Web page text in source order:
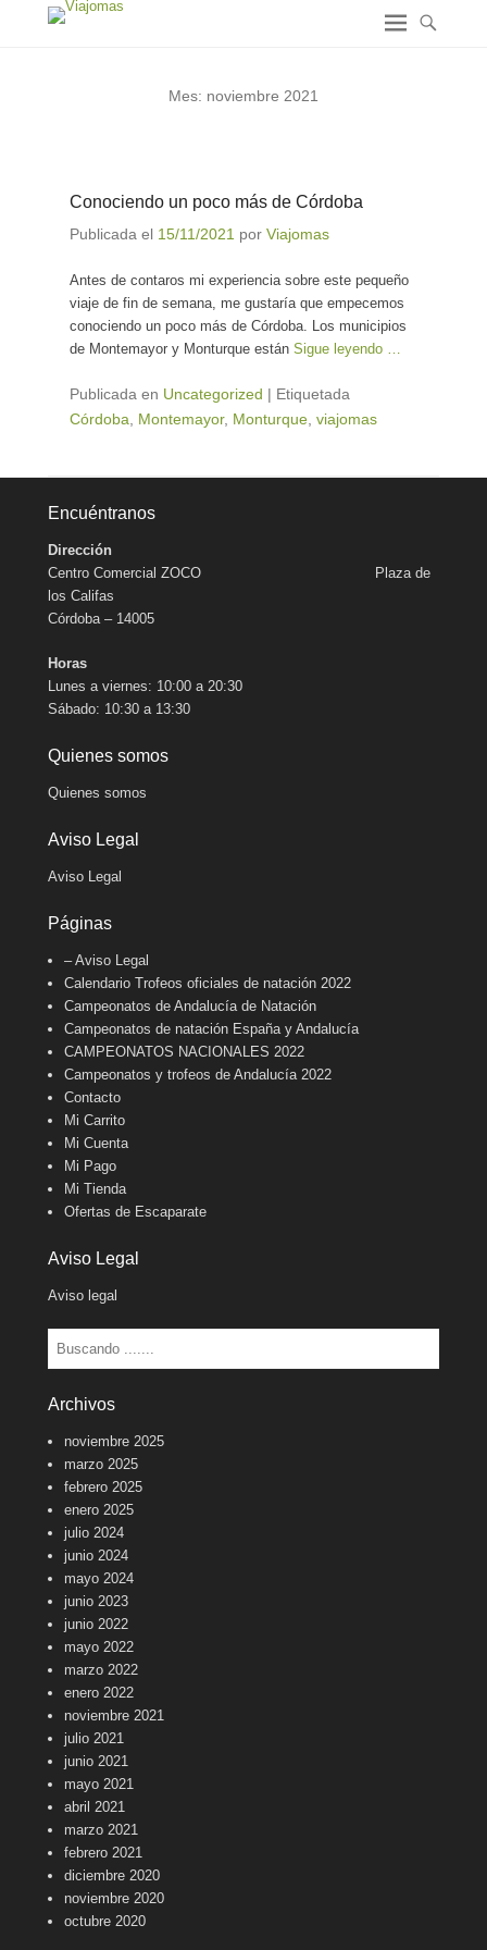
Mes: noviembre 2021
Conociendo un poco más de Córdoba
Publicada el 15/11/2021 por Viajomas
Antes de contaros mi experiencia sobre este pequeño
viaje de fin de semana, me gustaría que empecemos
conociendo un poco más de Córdoba. Los municipios
de Montemayor y Monturque están Sigue leyendo …
Publicada en Uncategorized | Etiquetada
Córdoba
Montemayor, Monturque viajomas
Encuéntranos
Dirección
Centro Comercial ZOCO Plaza de
los Califas
Córdoba – 14005
Horas
Lunes a viernes: 10:00 a 20:30
Sábado: 10:30 a 13:30
Quienes somos
Quienes somos
Aviso Legal
Aviso Legal
Páginas
– Aviso Legal
Calendario Trofeos oficiales de natación 2022
Campeonatos de Andalucía de Natación
Campeonatos de natación España y Andalucía
CAMPEONATOS NACIONALES 2022
Campeonatos y trofeos de Andalucía 2022
Contacto
Mi Carrito
Mi Cuenta
Mi Pago
Mi Tienda
Ofertas de Escaparate
Aviso Legal
Aviso legal
Buscar
Archivos
noviembre 2025
marzo 2025
febrero 2025
enero 2025
julio 2024
junio 2024
mayo 2024
junio 2023
junio 2022
mayo 2022
marzo 2022
enero 2022
noviembre 2021
julio 2021
junio 2021
mayo 2021
abril 2021
marzo 2021
febrero 2021
diciembre 2020
noviembre 2020
octubre 2020